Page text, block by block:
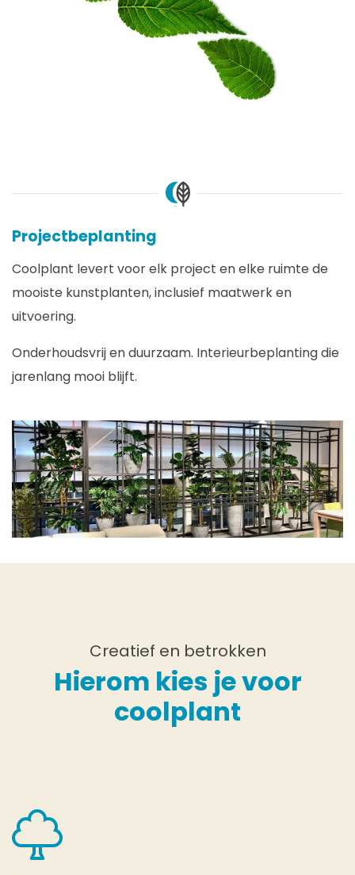
Projectbeplanting
Coolplant levert voor elk project en elke ruimte de
mooiste kunstplanten, inclusief maatwerk en
uitvoering.
Onderhoudsvrij en duurzaam. Interieurbeplanting die
jarenlang mooi blijft.
Creatief en betrokken
Hierom kies je voor
coolplant